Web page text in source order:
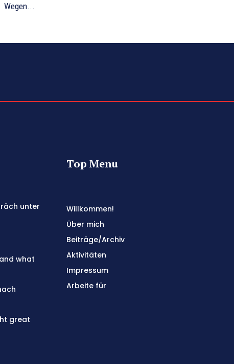
Wegen...
unter
what
great
Top Menu
Willkommen!
Über mich
Beiträge/Archiv
Aktivitäten
Impressum
Arbeite für